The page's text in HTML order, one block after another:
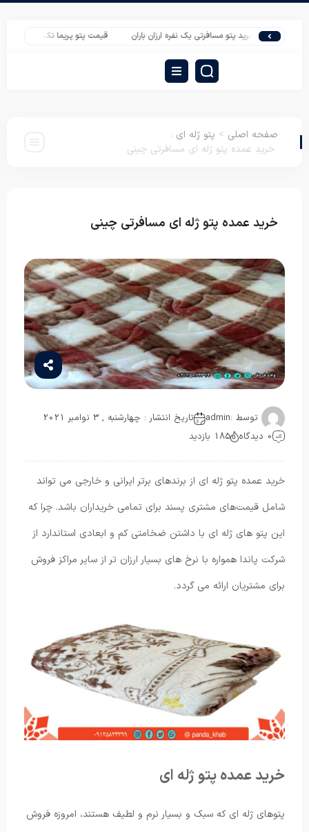
خرید پتو مسافرتی یک نفره ارزان باران قیمت پتو پریما تک نفره تک رنگ عمده
صفحه اصلی > پتو ژله ای :
خرید عمده پتو ژله ای مسافرتی چینی
خرید عمده پتو ژله ای مسافرتی چینی
توسط :admin
تاریخ انتشار : چهارشنبه , 3 نوامبر 2021
0 دیدگاه
185 بازدید
خرید عمده پتو ژله ای از برندهای برتر ایرانی و خارجی می تواند
شامل قیمت‌های مشتری پسند برای تمامی خریداران باشد. چرا که
این پتو های ژله ای با داشتن ضخامتی کم و ابعادی استاندارد از
شرکت پاندا همواره با نرخ های بسیار ارزان تر از سایر مراکز فروش
برای مشتریان ارائه می گردد.
خرید عمده پتو ژله ای
پتوهای ژله ای که سبک و بسیار نرم و لطیف هستند، امروزه فروش